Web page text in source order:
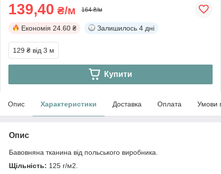
139,40 ₴/м 164 ₴/м
Економія 24.60 ₴ Залишилось 4 дні
129 ₴ від 3 м
Купити
Опис Характеристики Доставка Оплата Умови
Опис
Бавовняна тканина від польського виробника.
Щільність: 125 г/м2.